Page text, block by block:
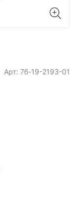
Арт: 7б-19-2193-01